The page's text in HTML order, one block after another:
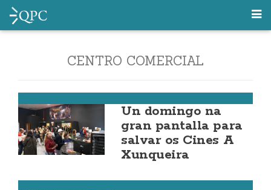
CENTRO COMERCIAL
Un domingo na
gran pantalla para
salvar os Cines A
Xunqueira